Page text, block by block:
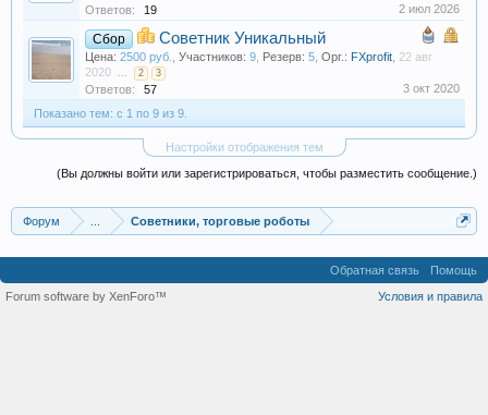
Ответов:
19 2 июл 2026
Сбор Советник Уникальный
Цена: 2500 руб. Участников: 9 Резерв: 5 Орг.: FXprofit 22 авг
2020
2 3
Ответов: 57
3 окт 2020
Показано тем: с 1 по 9 из 9.
Настройки отображения тем
(Вы должны войти или зарегистрироваться, чтобы разместить сообщение.)
Форум Советники, торговые роботы
Обратная связь
Помощь
Условия и правила
Forum software by XenForo™